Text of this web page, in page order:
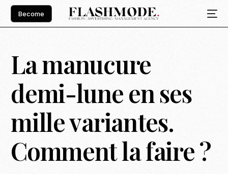
Become
La manucure
demi-lune en ses
mille variantes.
Comment la faire ?